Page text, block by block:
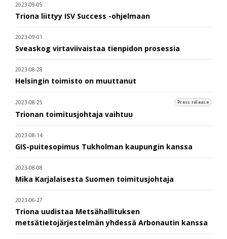
2023-09-05
Triona liittyy ISV Success -ohjelmaan
2023-09-01
Sveaskog virtaviivaistaa tienpidon prosessia
2023-08-28
Helsingin toimisto on muuttanut
2023-08-25 Press release
Trionan toimitusjohtaja vaihtuu
2023-08-14
GIS-puitesopimus Tukholman kaupungin kanssa
2023-08-08
Mika Karjalaisesta Suomen toimitusjohtaja
2023-06-27
Triona uudistaa Metsähallituksen
metsätietojärjestelmän yhdessä Arbonautin kanssa